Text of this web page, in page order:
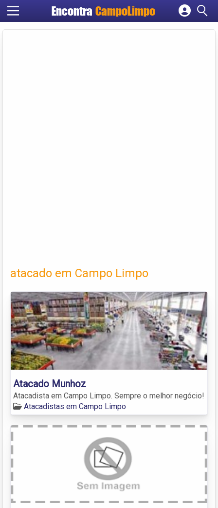
Encontra CampoLimpo
Cadastrar empresa
atacado em Campo Limpo
Atacado Munhoz
Atacadista em Campo Limpo. Sempre o melhor negócio!
Atacadistas em Campo Limpo